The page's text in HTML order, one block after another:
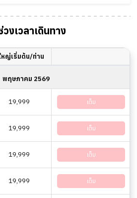
งเวลาเดินทาง
หญ่เริ่มต้น/ท่าน
พฤษภาคม 2569
19,999 เต็ม
19,999 เต็ม
19,999 เต็ม
19,999 เต็ม